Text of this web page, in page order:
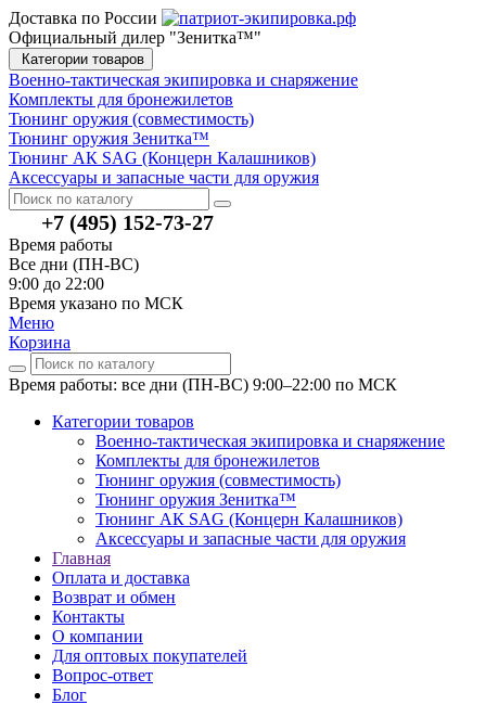
Доставка по России
Официальный дилер "Зенитка™"
Категории товаров
Военно-тактическая экипировка и снаряжение
Комплекты для бронежилетов
Тюнинг оружия (совместимость)
Тюнинг оружия Зенитка™
Тюнинг АК SAG (Концерн Калашников)
Аксессуары и запасные части для оружия
+7 (495) 152-73-27
Время работы
Все дни (ПН-ВС)
9:00 до 22:00
Время указано по МСК
Меню
Корзина
Время работы: все дни (ПН-ВС) 9:00–22:00 по МСК
Категории товаров
Военно-тактическая экипировка и снаряжение
Комплекты для бронежилетов
Тюнинг оружия (совместимость)
Тюнинг оружия Зенитка™
Тюнинг АК SAG (Концерн Калашников)
Аксессуары и запасные части для оружия
Главная
Оплата и доставка
Возврат и обмен
Контакты
О компании
Для оптовых покупателей
Вопрос-ответ
Блог